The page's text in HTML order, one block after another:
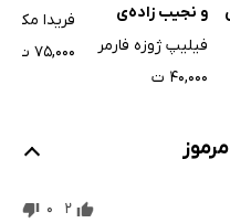
و نجیب زاده‌ی
بی‌همتا
فیلیپ ژوزه فارمر
۴۰,۰۰۰ ت
فریدا مک
۷۵,۰۰۰ ت
2
0